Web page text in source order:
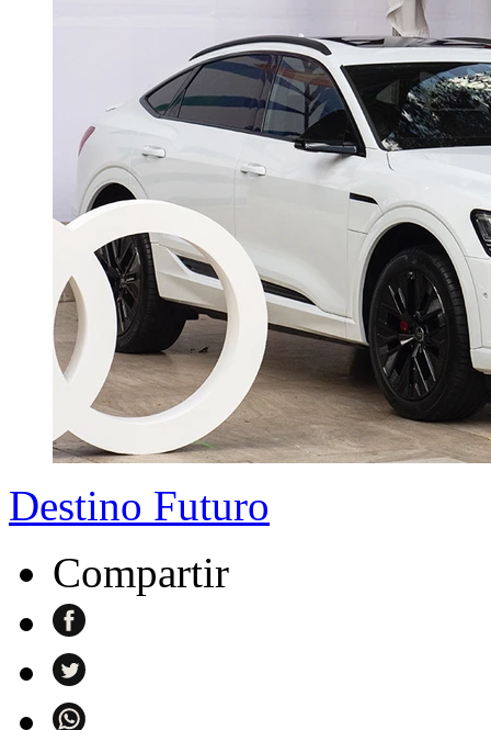
Destino Futuro
Compartir